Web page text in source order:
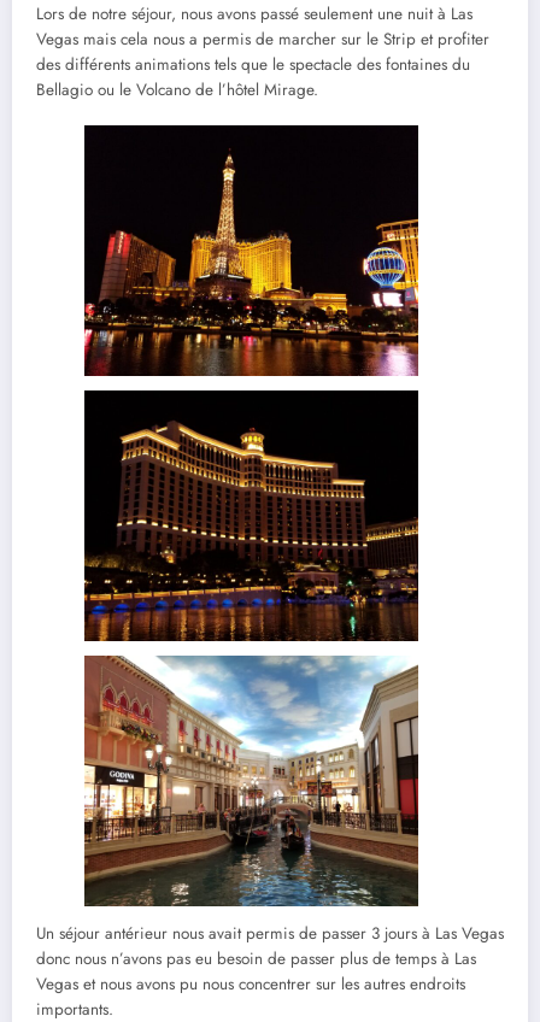
Lors de notre séjour, nous avons passé seulement une nuit à Las
Vegas mais cela nous a permis de marcher sur le Strip et profiter
des différents animations tels que le spectacle des fontaines du
Bellagio ou le Volcano de l’hôtel Mirage.
Un séjour antérieur nous avait permis de passer 3 jours à Las Vegas
donc nous n’avons pas eu besoin de passer plus de temps à Las
Vegas et nous avons pu nous concentrer sur les autres endroits
importants.